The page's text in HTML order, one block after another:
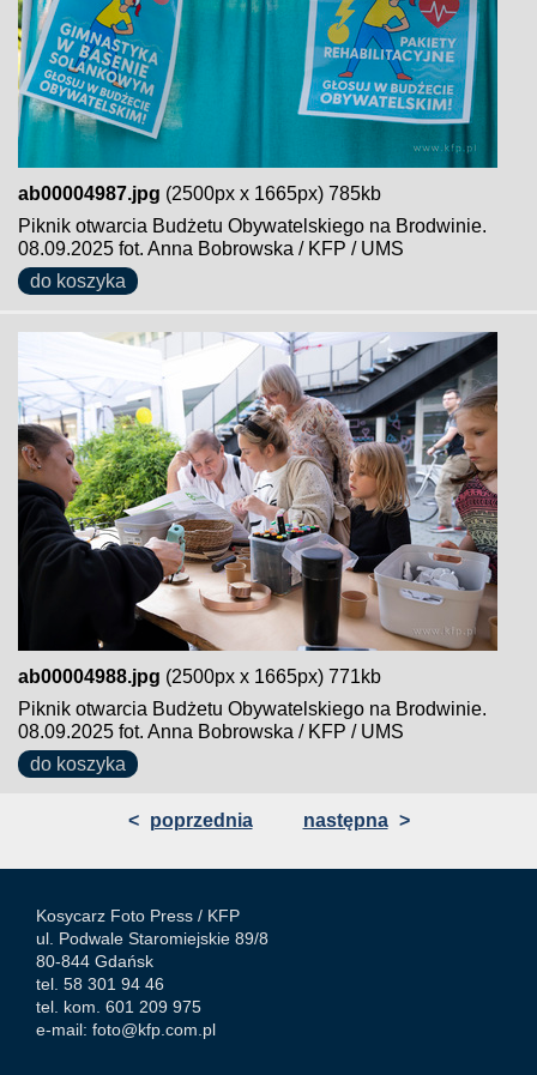
ab00004987.jpg (2500px x 1665px) 785kb
Piknik otwarcia Budżetu Obywatelskiego na Brodwinie.
08.09.2025 fot. Anna Bobrowska / KFP / UMS
do koszyka
ab00004988.jpg (2500px x 1665px) 771kb
Piknik otwarcia Budżetu Obywatelskiego na Brodwinie.
08.09.2025 fot. Anna Bobrowska / KFP / UMS
do koszyka
< poprzednia następna >
Kosycarz Foto Press / KFP
ul. Podwale Staromiejskie 89/8
80-844 Gdańsk
tel. 58 301 94 46
tel. kom. 601 209 975
e-mail: foto@kfp.com.pl